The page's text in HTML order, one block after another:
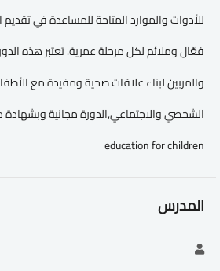
للأدوات والموارد المتاحة للمساعدة في
فعّال وملائم لكل مرحلة عمرية. تعتبر هذه
والمربين لبناء علاقات صحية ومفيدة مع
education for children
المدرس